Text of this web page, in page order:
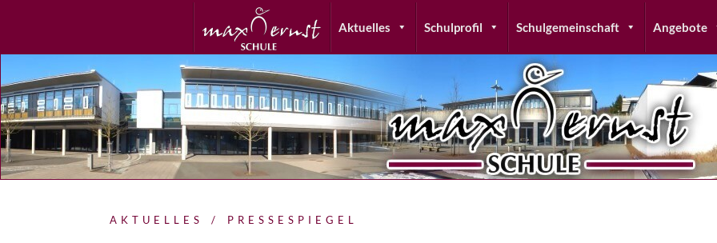
Aktuelles Schulprofil Schulgemeinschaft Angebote
AKTUELLES PRESSESPIEGEL